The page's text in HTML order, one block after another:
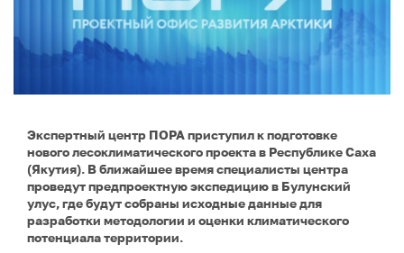
Экспертный центр ПОРА приступил к подготовке
нового лесоклиматического проекта в Республике Саха
(Якутия). В ближайшее время специалисты центра
проведут предпроектную экспедицию в Булунский
улус, где будут собраны исходные данные для
разработки методологии и оценки климатического
потенциала территории.